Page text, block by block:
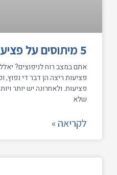
5 מיתוסים על פציעות ריצה
אתם במצב רוח לניפוצים?
פציעות ריצה הן דבר די נפוץ,
פציעות. ולאחרונה יש יותר
שלא
לקריאה »